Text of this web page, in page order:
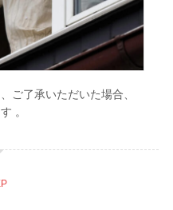
ご了承いただいた場合、
。